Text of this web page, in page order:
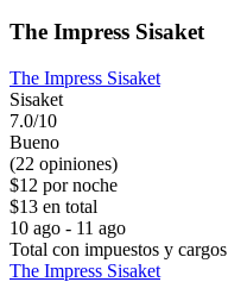
The Impress Sisaket
The Impress Sisaket
Sisaket
7.0/10
Bueno
(22 opiniones)
$12 por noche
$13 en total
10 ago - 11 ago
Total con impuestos y cargos
The Impress Sisaket